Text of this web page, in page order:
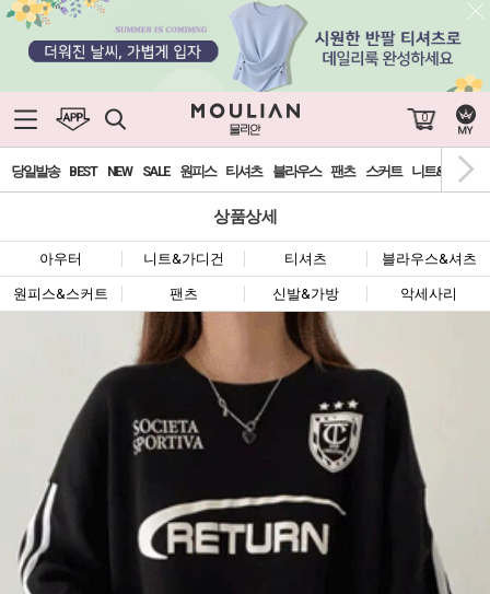
0
당일발송 BEST NEW SALE 원피스 티셔츠 블라우스 팬츠 스커트 니트&가디건
상품상세
아우터 니트&가디건 티셔츠 블라우스&셔츠
원피스&스커트 팬츠 신발&가방 악세사리